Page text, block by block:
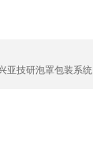
亚技研泡罩包装系统